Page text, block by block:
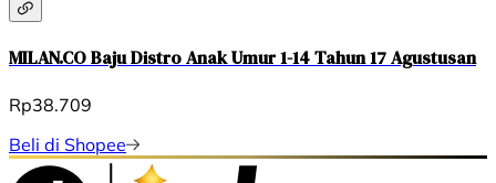
MILAN.CO Baju Distro Anak Umur 1-14 Tahun 17 Agustusan
Rp38.709
Beli di Shopee